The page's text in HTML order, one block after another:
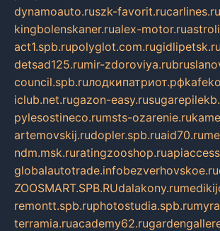
dynamoauto.ruszk-favorit.rucarlines.ru
kingbolenskaner.rualex-motor.ru
act1.spb.rupolyglot.com.rugidlipetsk.ru
detsad125.rumir-zdoroviya.ru
council.spb.ruлодкипатриот.рф
iclub.net.rugazon-easy.ru
pylesostineco.rumsts-ozarenie.ru
artemovskij.rudopler.spb.ruaid70.ru
ndm.msk.ruratingzooshop.ru
globalautotrade.infobezverhovskoe.ru
ZOOSMART.SPB.RUdalakony.ru
remontt.spb.ruphotostudia.spb.ru
terramia.ruacademy62.ru